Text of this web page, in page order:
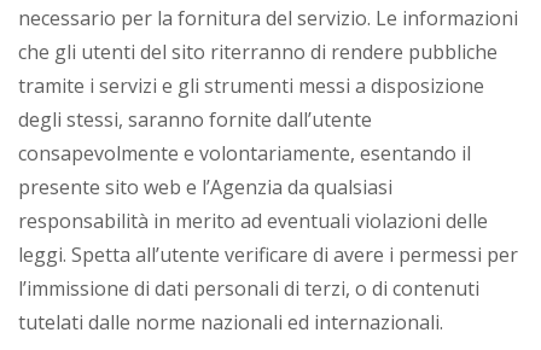
necessario per la fornitura del servizio. Le informazioni
che gli utenti del sito riterranno di rendere pubbliche
tramite i servizi e gli strumenti messi a disposizione
degli stessi, saranno fornite dall’utente
consapevolmente e volontariamente, esentando il
presente sito web e l’Agenzia da qualsiasi
responsabilità in merito ad eventuali violazioni delle
leggi. Spetta all’utente verificare di avere i permessi per
l’immissione di dati personali di terzi, o di contenuti
tutelati dalle norme nazionali ed internazionali.